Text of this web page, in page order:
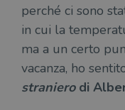
perché ci sono
in cui la
ma a un certo
vacanza, ho
stranierodi